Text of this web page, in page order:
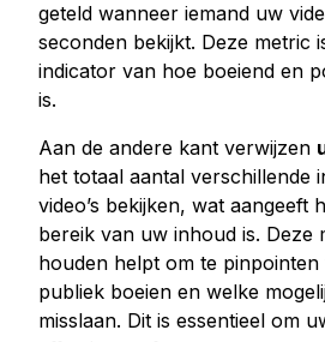
geteld wanneer iemand uw
seconden bekijkt. Deze metric
indicator van hoe boeiend en
is.
Aan de andere kant verwijzen
het totaal aantal verschillende
video’s bekijken, wat aangeeft
bereik van uw inhoud is. Deze
houden helpt om te pinpointen
publiek boeien en welke
misslaan. Dit is essentieel om